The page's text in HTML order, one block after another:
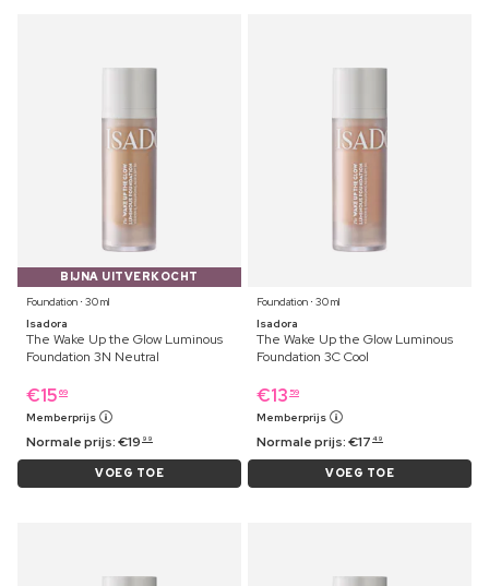
BIJNA UITVERKOCHT
Foundation ⋅ 30 ml
Isadora
The Wake Up the Glow Luminous
Foundation 3N Neutral
€15 69
Memberprijs
Normale prijs:€19 99
VOEG TOE
Foundation ⋅ 30 ml
Isadora
The Wake Up the Glow Luminous
Foundation 3C Cool
€13 59
Memberprijs
Normale prijs:€17 49
VOEG TOE